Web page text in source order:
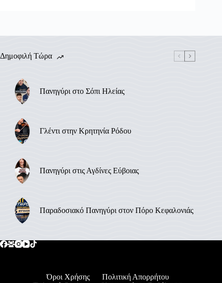
Δημοφιλή Τώρα
Πανηγύρι στο Σόπι Ηλείας
Γλέντι στην Κρητηνία Ρόδου
Πανηγύρι στις Αγδίνες Εύβοιας
Παραδοσιακό Πανηγύρι στον Πόρο Κεφαλονιάς
Όροι Χρήσης
Πολιτική Απορρήτου